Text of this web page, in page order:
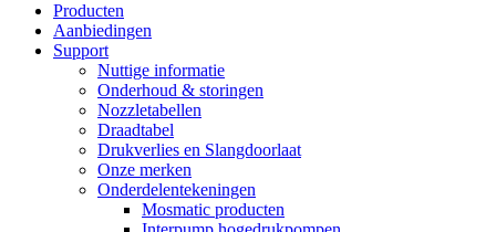
Producten
Aanbiedingen
Support
Nuttige informatie
Onderhoud & storingen
Nozzletabellen
Draadtabel
Drukverlies en Slangdoorlaat
Onze merken
Onderdelentekeningen
Mosmatic producten